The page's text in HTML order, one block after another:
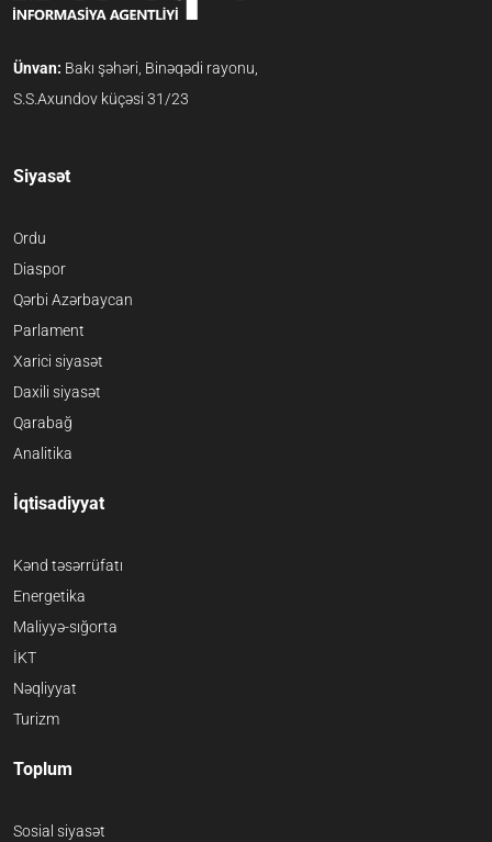
Ünvan: Bakı şəhəri, Binəqədi rayonu,
S.S.Axundov küçəsi 31/23
Siyasət
Ordu
Diaspor
Qərbi Azərbaycan
Parlament
Xarici siyasət
Daxili siyasət
Qarabağ
Analitika
İqtisadiyyat
Kənd təsərrüfatı
Energetika
Maliyyə-sığorta
İKT
Nəqliyyat
Turizm
Toplum
Sosial siyasət